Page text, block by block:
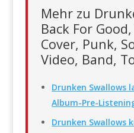
Mehr zu
Back For
Cover, Punk,
Video, Band,
Drunken Swallows
Album-Pre-
Drunken Swallows